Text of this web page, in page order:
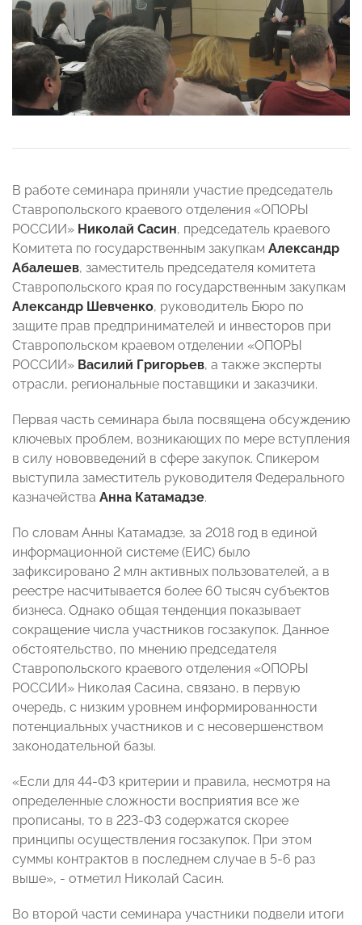
В работе семинара приняли участие председатель
Ставропольского краевого отделения «ОПОРЫ
РОССИИ» Николай Сасин, председатель краевого
Комитета по государственным закупкам Александр
Абалешев, заместитель председателя комитета
Ставропольского края по государственным закупкам
Александр Шевченко, руководитель Бюро по
защите прав предпринимателей и инвесторов при
Ставропольском краевом отделении «ОПОРЫ
РОССИИ» Василий Григорьев, а также эксперты
отрасли, региональные поставщики и заказчики.
Первая часть семинара была посвящена обсуждению
ключевых проблем, возникающих по мере вступления
в силу нововведений в сфере закупок. Спикером
выступила заместитель руководителя Федерального
казначейства Анна Катамадзе.
По словам Анны Катамадзе, за 2018 год в единой
информационной системе (ЕИС) было
зафиксировано 2 млн активных пользователей, а в
реестре насчитывается более 60 тысяч субъектов
бизнеса. Однако общая тенденция показывает
сокращение числа участников госзакупок. Данное
обстоятельство, по мнению председателя
Ставропольского краевого отделения «ОПОРЫ
РОССИИ» Николая Сасина, связано, в первую
очередь, с низким уровнем информированности
потенциальных участников и с несовершенством
законодательной базы.
«Если для 44-ФЗ критерии и правила, несмотря на
определенные сложности восприятия все же
прописаны, то в 223-ФЗ содержатся скорее
принципы осуществления госзакупок. При этом
суммы контрактов в последнем случае в 5-6 раз
выше», - отметил Николай Сасин.
Во второй части семинара участники подвели итоги